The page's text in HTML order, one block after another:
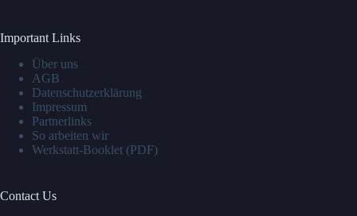
Important Links
Über uns
AGB
Datenschutzerklärung
Impressum
Partnerlinks
So arbeiten wir
Werkstatt-Booklet (PDF)
Contact Us